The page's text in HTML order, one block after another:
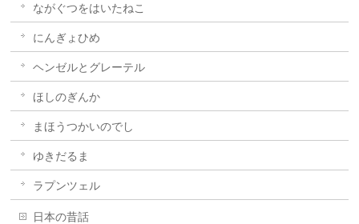
ながぐつをはいたねこ
にんぎょひめ
ヘンゼルとグレーテル
ほしのぎんか
まほうつかいのでし
ゆきだるま
ラプンツェル
日本の昔話